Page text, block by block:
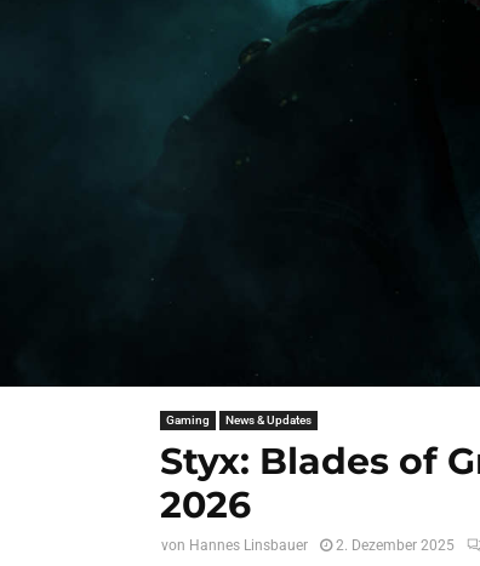
Gaming News & Updates
Styx: Blades of
2026
von Hannes Linsbauer 2. Dezember 2025